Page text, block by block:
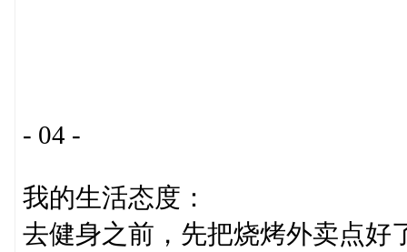
- 04 -
我的生活态度：
去健身之前，先把烧烤外卖点好